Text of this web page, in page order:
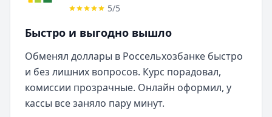
5/5
Быстро и выгодно вышло
Обменял доллары в Россельхозбанке быстро
и без лишних вопросов. Курс порадовал,
комиссии прозрачные. Онлайн оформил, у
кассы все заняло пару минут.